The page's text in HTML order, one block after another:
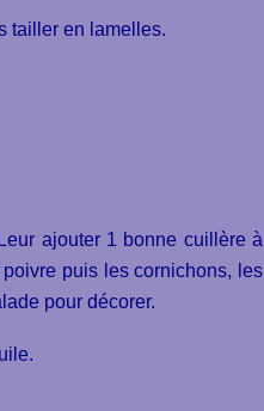
tailler en lamelles.
ajouter 1 bonne cuillère à
puis les cornichons, les
pour décorer.